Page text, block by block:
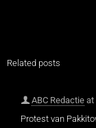
Related posts
ABC Redactie at
Protest van